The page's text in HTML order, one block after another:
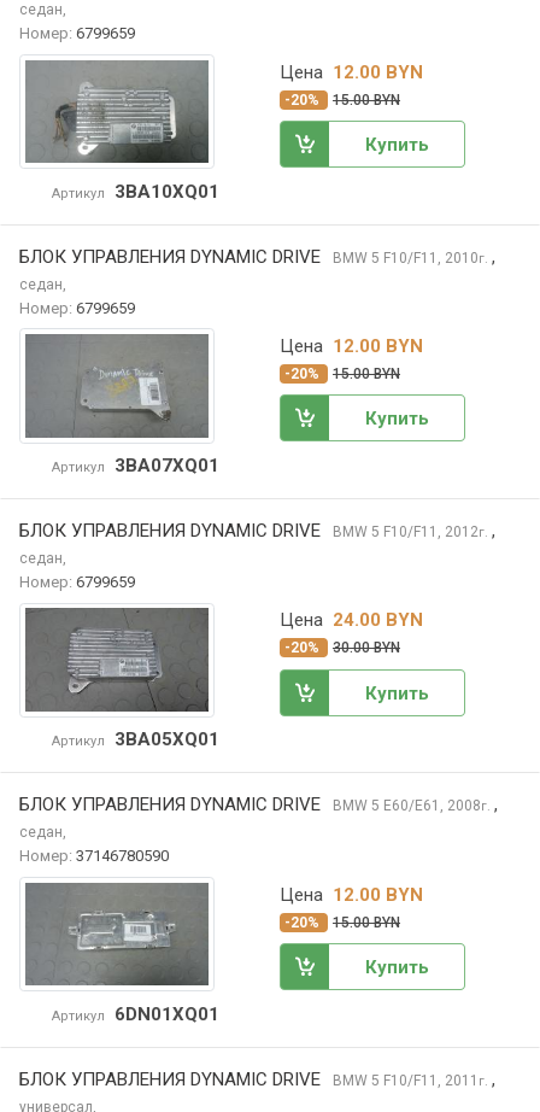
седан,
Номер: 6799659
Артикул 3BA10XQ01
Цена 12.00 BYN
-20% 15.00 BYN
Купить
БЛОК УПРАВЛЕНИЯ DYNAMIC DRIVE BMW 5 F10/F11, 2010г. ,
седан,
Номер: 6799659
Артикул 3BA07XQ01
Цена 12.00 BYN
-20% 15.00 BYN
Купить
БЛОК УПРАВЛЕНИЯ DYNAMIC DRIVE BMW 5 F10/F11, 2012г. ,
седан,
Номер: 6799659
Артикул 3BA05XQ01
Цена 24.00 BYN
-20% 30.00 BYN
Купить
БЛОК УПРАВЛЕНИЯ DYNAMIC DRIVE BMW 5 E60/E61, 2008г. ,
седан,
Номер: 37146780590
Артикул 6DN01XQ01
Цена 12.00 BYN
-20% 15.00 BYN
Купить
БЛОК УПРАВЛЕНИЯ DYNAMIC DRIVE BMW 5 F10/F11, 2011 г. ,
универсал,